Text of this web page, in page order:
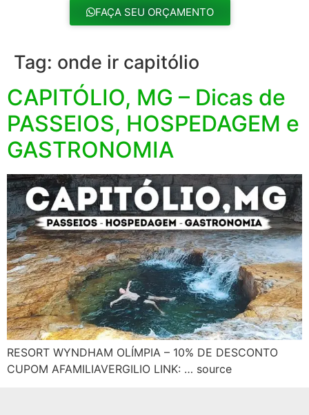
FAÇA SEU ORÇAMENTO
Tag: onde ir capitólio
CAPITÓLIO, MG – Dicas de
PASSEIOS, HOSPEDAGEM e
GASTRONOMIA
RESORT WYNDHAM OLÍMPIA – 10% DE DESCONTO
CUPOM AFAMILIAVERGILIO LINK: … source